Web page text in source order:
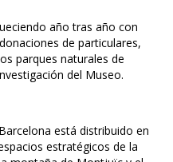
año tras año con
de particulares,
parques naturales de
del Museo.
está distribuido en
estratégicos de la